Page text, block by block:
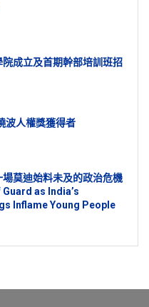
成立及首期幹部培訓班招
波人權獎獲得者
莫迪始料未及的政治危機
as India’s
Inflame Young People